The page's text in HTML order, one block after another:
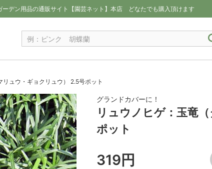
ーデン用品の通販サイト【園芸ネット】本店 どなたでも購入頂けます
リュウ・ギョクリュウ） 2.5号ポット
グランドカバーに！
リュウノヒゲ：玉竜
ポット
319円